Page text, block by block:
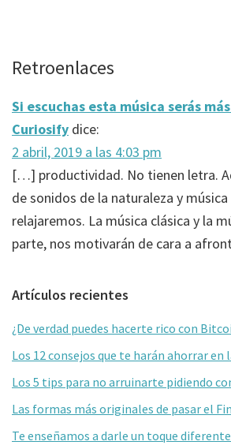
Interacciones
los
lectores
Retroenlaces
Si escuchas esta música serás
Curiosify dice:
2 abril, 2019 a las 4:03 pm
[…] productividad. No tienen letra.
de sonidos de la naturaleza y
relajaremos. La música clásica y la
parte, nos motivarán de cara a
Barra
lateral
primaria
Artículos recientes
¿De verdad puedes hacerte rico con
Los 12 consejos que te harán ahorrar en
Los 5 tips para no arruinarte pidiendo
Las formas más originales de pasar el
Te enseñamos a darle un toque